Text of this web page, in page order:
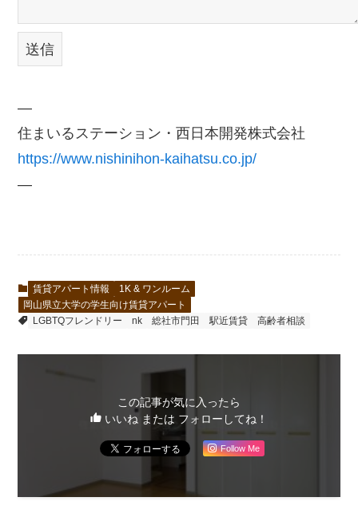
—
住まいるステーション・西日本開発株式会社
https://www.nishinihon-kaihatsu.co.jp/
—
賃貸アパート情報
1K & ワンルーム
岡山県立大学の学生向け賃貸アパート
LGBTQフレンドリー
nk 総社市門田 駅近賃貸 高齢者相談
この記事が気に入ったら
いいね または フォローしてね！
Follow Me